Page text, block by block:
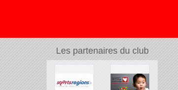
Les partenaires du club